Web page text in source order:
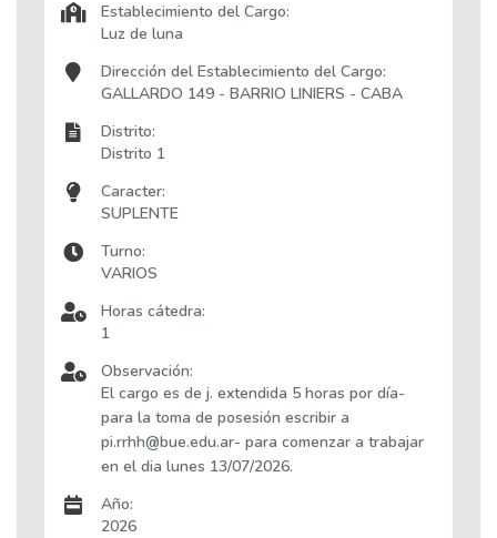
Establecimiento del Cargo:
Luz de luna
Dirección del Establecimiento del Cargo:
GALLARDO 149 - BARRIO LINIERS - CABA
Distrito:
Distrito 1
Caracter:
SUPLENTE
Turno:
VARIOS
Horas cátedra:
1
Observación:
El cargo es de j. extendida 5 horas por día-
para la toma de posesión escribir a
pi.rrhh@bue.edu.ar- para comenzar a trabajar
en el dia lunes 13/07/2026.
Año:
2026